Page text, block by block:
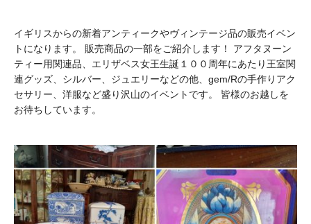
イギリスからの新着アンティークやヴィンテージ品の販売イベン
トになります。 販売商品の一部をご紹介します！ アフタヌーン
ティー用関連品、エリザベス女王生誕１００周年にあたり王室関
連グッズ、シルバー、ジュエリーなどの他、gem/Rの手作りアク
セサリー、洋服など盛り沢山のイベントです。 皆様のお越しを
お待ちしています。